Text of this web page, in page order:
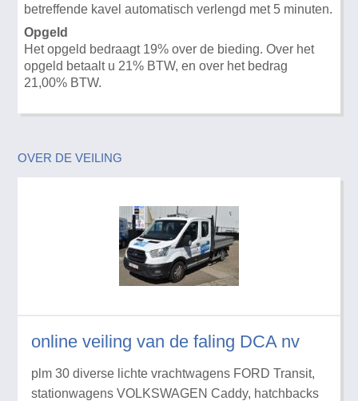
betreffende kavel automatisch verlengd met 5 minuten.
Opgeld
Het opgeld bedraagt 19% over de bieding. Over het
opgeld betaalt u 21% BTW, en over het bedrag
21,00% BTW.
OVER DE VEILING
online veiling van de faling DCA nv
plm 30 diverse lichte vrachtwagens FORD Transit,
stationwagens VOLKSWAGEN Caddy, hatchbacks